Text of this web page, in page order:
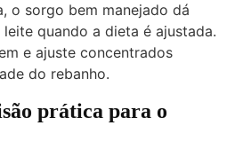
o sorgo bem manejado dá
quando a dieta é ajustada.
e ajuste concentrados
do rebanho.
prática para o